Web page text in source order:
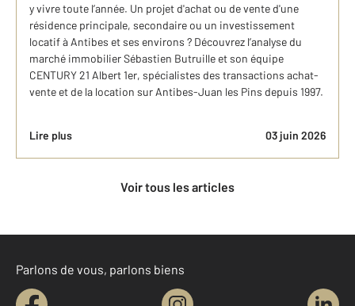
y vivre toute l’année. Un projet d'achat ou de vente d'une
résidence principale, secondaire ou un investissement
locatif à Antibes et ses environs ? Découvrez l’analyse du
marché ​immobilier Sébastien Butruille et son équipe
CENTURY 21 Albert 1er, spécialistes des transactions achat-
vente et de la location sur Antibes-Juan les Pins depuis 1997.
Lire plus 03 juin 2026
Voir tous les articles
Parlons de vous, parlons biens